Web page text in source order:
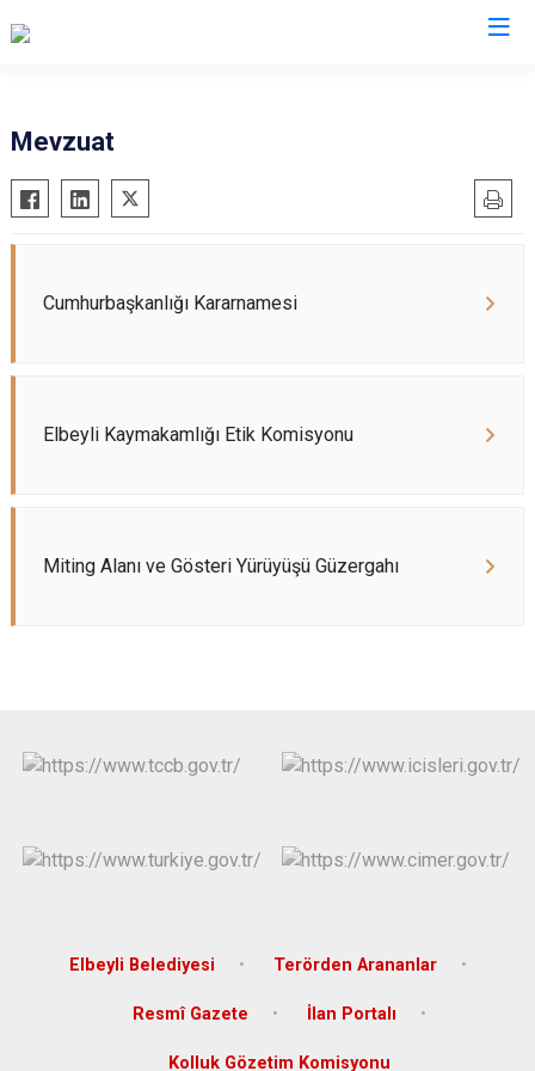
Elbeyli
Musabeyli
Mevzuat
Cumhurbaşkanlığı Kararnamesi
Elbeyli Kaymakamlığı Etik Komisyonu
Miting Alanı ve Gösteri Yürüyüşü Güzergahı
Elbeyli Belediyesi Terörden Arananlar
Resmî Gazete İlan Portalı
Kolluk Gözetim Komisyonu